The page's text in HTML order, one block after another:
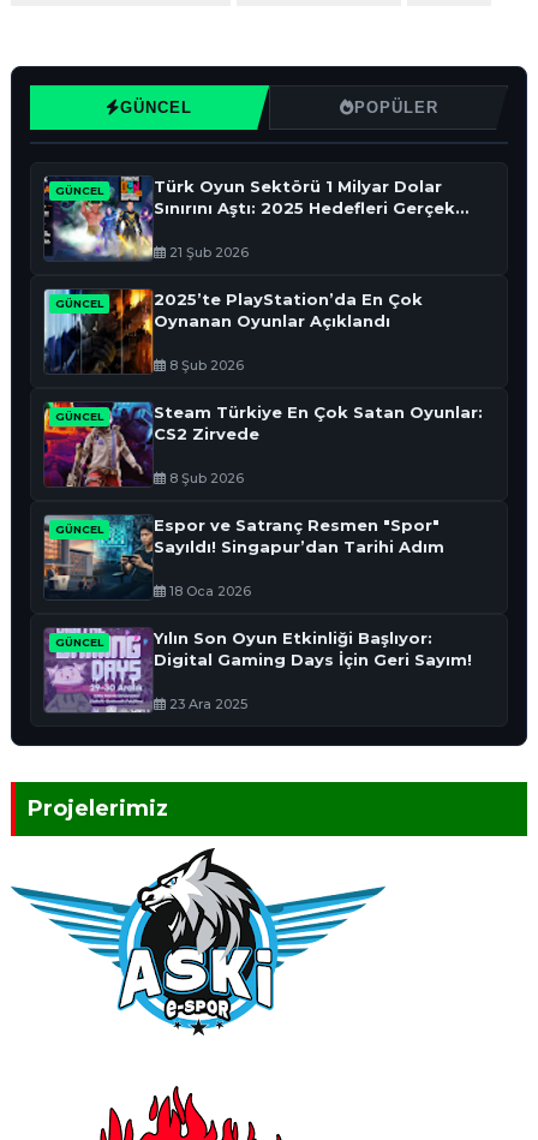
GÜNCEL POPÜLER
GÜNCEL
Türk Oyun Sektörü 1 Milyar Dolar
Sınırını Aştı: 2025 Hedefleri Gerçek
21 Şub 2026
GÜNCEL
2025’te PlayStation’da En Çok
Oynanan Oyunlar Açıklandı
8 Şub 2026
GÜNCEL
Steam Türkiye En Çok Satan Oyunlar:
CS2 Zirvede
8 Şub 2026
GÜNCEL
Espor ve Satranç Resmen "Spor"
Sayıldı! Singapur’dan Tarihi Adım
18 Oca 2026
GÜNCEL
Yılın Son Oyun Etkinliği Başlıyor:
Digital Gaming Days İçin Geri Sayım!
23 Ara 2025
Projelerimiz